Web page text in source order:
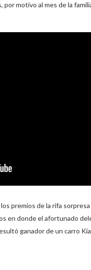
motivo al mes de la
premios de la rifa
en donde el afortunado
ganador de un carro